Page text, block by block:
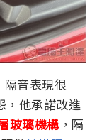
音表現很
，他承諾改進
玻璃機構，隔